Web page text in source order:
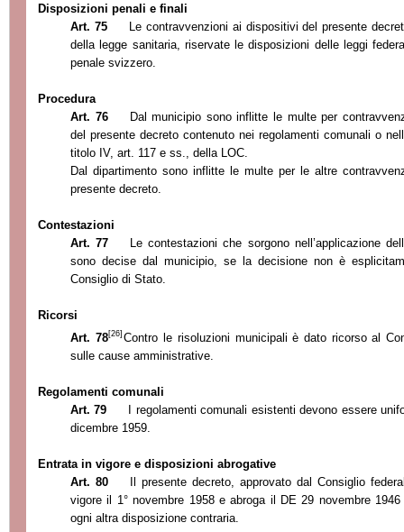
Disposizioni penali e finali
Art. 75
Le contravvenzioni ai dispositivi del presente
della legge sanitaria, riservate le disposizioni delle leggi
penale svizzero.
Procedura
Art. 76
Dal municipio sono inflitte le multe per contr
del presente decreto contenuto nei regolamenti comunali o
titolo IV, art. 117 e ss., della LOC.
Dal dipartimento sono inflitte le multe per le altre
presente decreto.
Contestazioni
Art. 77
Lecontestazioni che sorgono nell’applicazione
sono decise dal municipio, se la decisione non è
Consiglio di Stato.
Ricorsi
Art. 78[26] Contro le risoluzioni municipali è dato ricorso al
sulle cause amministrative.
Regolamenti comunali
Art. 79
I regolamenti comunali esistenti devono essere
dicembre 1959.
Entrata in vigore e disposizioni abrogative
Art. 80
Il presente decreto, approvato dal Consiglio
vigore il 1° novembre 1958 e abroga il DE 29 novembre
ogni altra disposizione contraria.